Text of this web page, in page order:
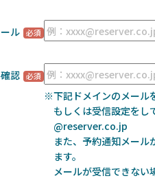
ル
認
※下記ドメインのメール
もしくは受信設定をし
@reserver.co.jp
また、予約通知メール
ます。
メールが受信できない